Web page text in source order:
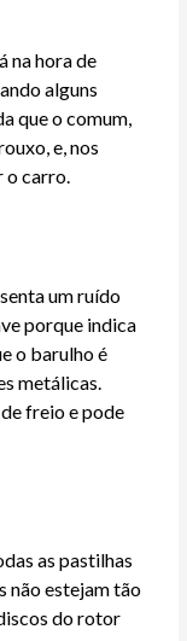
na hora de
alguns
que o comum,
e, nos
o carro.
um ruído
porque indica
o barulho é
metálicas.
freio e pode
as pastilhas
não estejam tão
do rotor